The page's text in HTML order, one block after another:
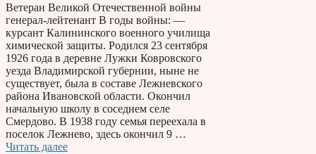
Ветеран Великой Отечественной войны
генерал-лейтенант В годы войны: —
курсант Калининского военного училища
химической защиты. Родился 23 сентября
1926 года в деревне Лужки Ковровского
уезда Владимирской губернии, ныне не
существует, была в составе Лежневского
района Ивановской области. Окончил
начальную школу в соседнем селе
Смердово. В 1938 году семья переехала в
поселок Лежнево, здесь окончил 9 …
Читать далее